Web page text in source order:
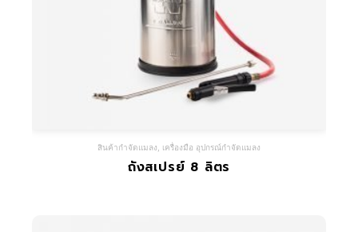
สินค้ากำจัดแมลง เครื่องมือ อุปกรณ์กำจัดแมลง
ถังสเปรย์ 8 ลิตร